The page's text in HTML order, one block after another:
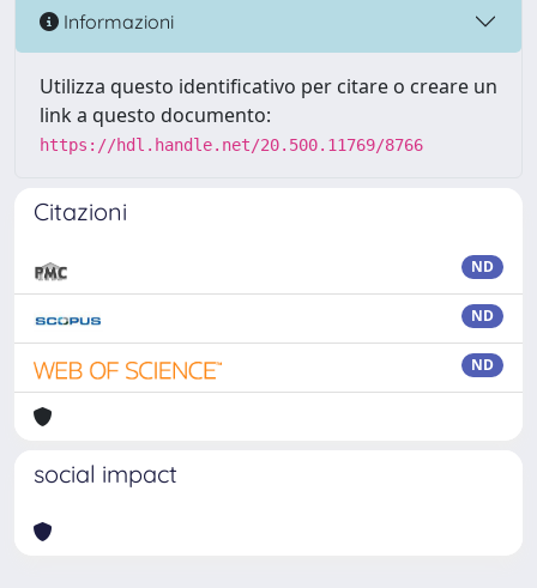
Informazioni
Utilizza questo identificativo per citare o creare un
link a questo documento:
https://hdl.handle.net/20.500.11769/8766
Citazioni
ND
ND
ND
social impact